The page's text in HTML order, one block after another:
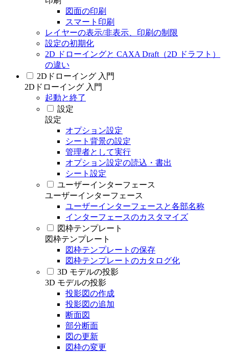
図面の印刷
スマート印刷
レイヤーの表示/非表示、印刷の制限
設定の初期化
2D ドローイングと CAXA Draft（2D ドラフト）
の違い
2Dドローイング 入門
2Dドローイング 入門
起動と終了
設定
設定
オプション設定
シート背景の設定
管理者として実行
オプション設定の読込・書出
シート設定
ユーザーインターフェース
ユーザーインターフェース
ユーザーインターフェースと各部名称
インターフェースのカスタマイズ
図枠テンプレート
図枠テンプレート
図枠テンプレートの保存
図枠テンプレートのカタログ化
3D モデルの投影
3D モデルの投影
投影図の作成
投影図の追加
断面図
部分断面
図の更新
図枠の変更